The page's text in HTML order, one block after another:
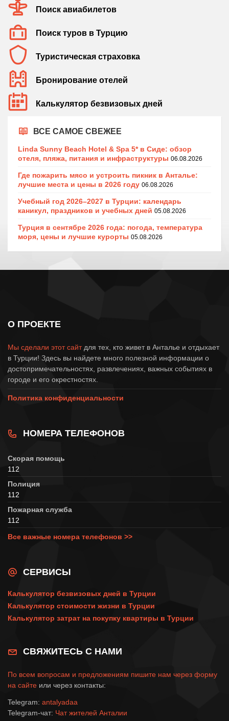
Поиск авиабилетов
Поиск туров в Турцию
Туристическая страховка
Бронирование отелей
Калькулятор безвизовых дней
ВСЕ САМОЕ СВЕЖЕЕ
Linda Sunny Beach Hotel & Spa 5* в Сиде: обзор
отеля, пляжа, питания и инфраструктуры 06.08.2026
Где пожарить мясо и устроить пикник в Анталье:
лучшие места и цены в 2026 году 06.08.2026
Учебный год 2026–2027 в Турции: календарь
каникул, праздников и учебных дней 05.08.2026
Турция в сентябре 2026 года: погода, температура
моря, цены и лучшие курорты 05.08.2026
О ПРОЕКТЕ
Мы сделали этот сайтдля тех, кто живет в Анталье и отдыхает
в Турции! Здесь вы найдете много полезной информации о
достопримечательностях, развлечениях, важных событиях в
городе и его окрестностях.
Политика конфиденциальности
НОМЕРА ТЕЛЕФОНОВ
Скорая помощь
112
Полиция
112
Пожарная служба
112
Все важные номера телефонов >>
СЕРВИСЫ
Калькулятор безвизовых дней в Турции
Калькулятор стоимости жизни в Турции
Калькулятор затрат на покупку квартиры в Турции
СВЯЖИТЕСЬ С НАМИ
По всем вопросам и предложениям пишите нам через форму
на сайте или через контакты:
Telegram: antalyadaa
Telegram-чат: Чат жителей Анталии